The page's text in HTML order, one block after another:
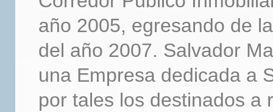
año 2005, egresando de
del año 2007. Salvador
una Empresa dedicada a
por tales los destinados a